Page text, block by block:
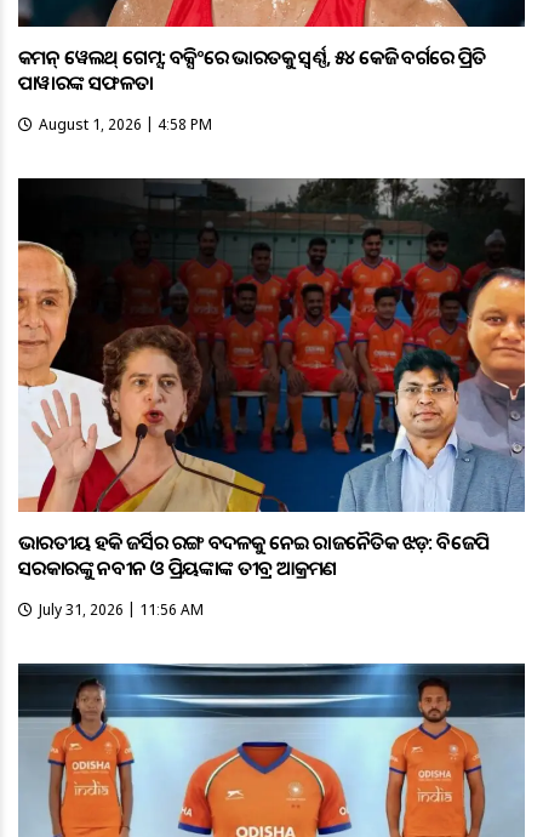
କମନ୍ ୱେଲଥ୍ ଗେମ୍ସ: ବକ୍ସିଂରେ ଭାରତକୁ ସ୍ବର୍ଣ୍ଣ, ୫୪ କେଜି ବର୍ଗରେ ପ୍ରିତି
ପାୱାରଙ୍କ ସଫଳତା
August 1, 2026 | 4:58 PM
ଭାରତୀୟ ହକି ଜର୍ସିର ରଙ୍ଗ ବଦଳକୁ ନେଇ ରାଜନୈତିକ ଝଡ଼: ବିଜେପି
ସରକାରଙ୍କୁ ନବୀନ ଓ ପ୍ରିୟଙ୍କାଙ୍କ ତୀବ୍ର ଆକ୍ରମଣ
July 31, 2026 | 11:56 AM